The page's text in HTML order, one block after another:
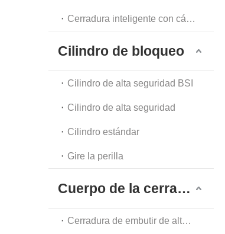
Cerradura inteligente con cámara
Cilindro de bloqueo
Cilindro de alta seguridad BSI
Cilindro de alta seguridad
Cilindro estándar
Gire la perilla
Cuerpo de la cerradura
Cerradura de embutir de alta seguridad